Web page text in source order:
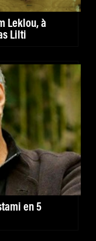
Leklou, à
Lilti
en 5